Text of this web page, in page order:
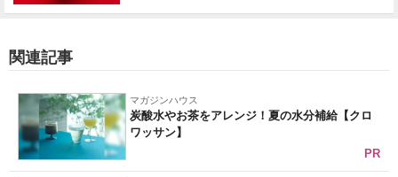
関連記事
マガジンハウス
炭酸水やお茶をアレンジ！夏の水分補給【クロ
ワッサン】
PR